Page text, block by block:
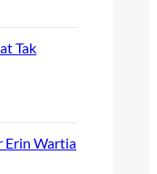
Tak
Erin Wartia